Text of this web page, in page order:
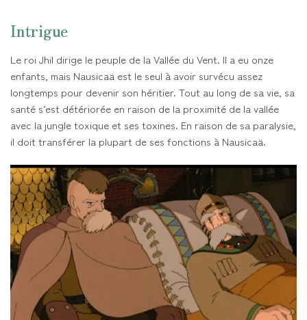
Intrigue
Le roi Jhil dirige le peuple de la Vallée du Vent. Il a eu onze
enfants, mais Nausicaä est le seul à avoir survécu assez
longtemps pour devenir son héritier. Tout au long de sa vie, sa
santé s’est détériorée en raison de la proximité de la vallée
avec la jungle toxique et ses toxines. En raison de sa paralysie,
il doit transférer la plupart de ses fonctions à Nausicaä.